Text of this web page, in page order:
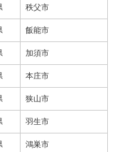
秩父市
飯能市
加須市
本庄市
狭山市
羽生市
鴻巣市